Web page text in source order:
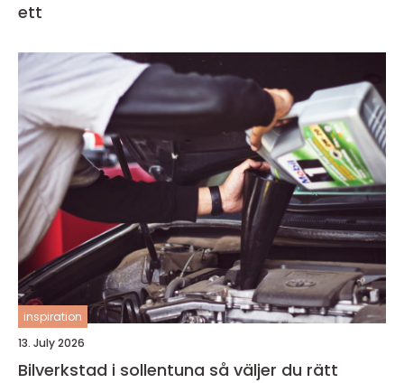
ett
inspiration
13. July 2026
Bilverkstad i sollentuna så väljer du rätt